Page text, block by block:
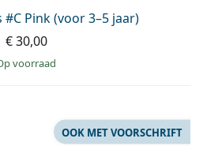
#C Pink (voor 3–5 jaar)
€ 30,00
op voorraad
OOK MET VOORSCHRIFT